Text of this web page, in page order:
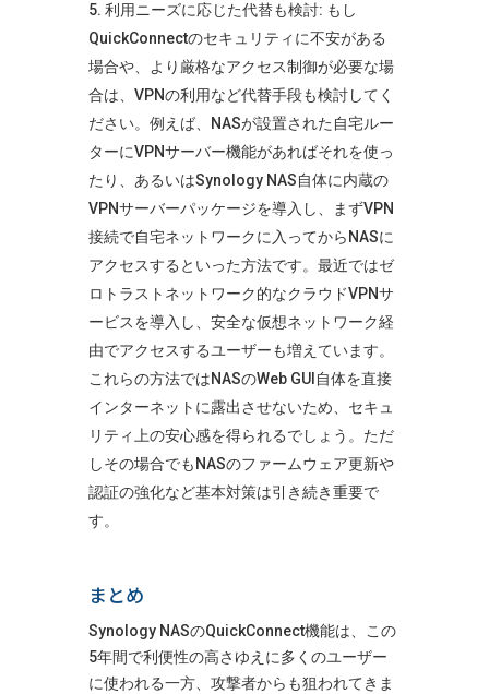
利用ニーズに応じた代替も検討: もし
QuickConnectのセキュリティに不安がある
場合や、より厳格なアクセス制御が必要な場
合は、VPNの利用など代替手段も検討してく
ださい。例えば、NASが設置された自宅ルー
ターにVPNサーバー機能があればそれを使っ
たり、あるいはSynology NAS自体に内蔵の
VPNサーバーパッケージを導入し、まずVPN
接続で自宅ネットワークに入ってからNASに
アクセスするといった方法です。最近ではゼ
ロトラストネットワーク的なクラウドVPNサ
ービスを導入し、安全な仮想ネットワーク経
由でアクセスするユーザーも増えています。
これらの方法ではNASのWeb GUI自体を直接
インターネットに露出させないため、セキュ
リティ上の安心感を得られるでしょう。ただ
しその場合でもNASのファームウェア更新や
認証の強化など基本対策は引き続き重要で
す。
まとめ
Synology NASのQuickConnect機能は、この
5年間で利便性の高さゆえに多くのユーザー
に使われる一方、攻撃者からも狙われてきま